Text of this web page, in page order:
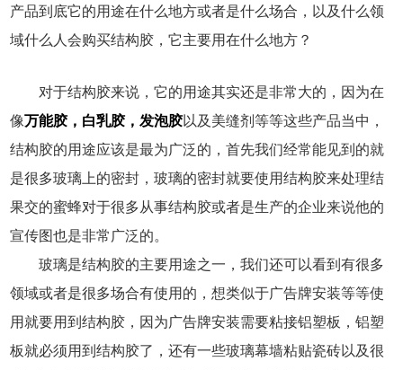
产品到底它的用途在什么地方或者是什么场合，以及什么领
域什么人会购买结构胶，它主要用在什么地方？
对于结构胶来说，它的用途其实还是非常大的，因为在
像万能胶，白乳胶，发泡胶以及美缝剂等等这些产品当中，
结构胶的用途应该是最为广泛的，首先我们经常能见到的就
是很多玻璃上的密封，玻璃的密封就要使用结构胶来处理结
果交的蜜蜂对于很多从事结构胶或者是生产的企业来说他的
宣传图也是非常广泛的。
玻璃是结构胶的主要用途之一，我们还可以看到有很多
领域或者是很多场合有使用的，想类似于广告牌安装等等使
用就要用到结构胶，因为广告牌安装需要粘接铝塑板，铝塑
板就必须用到结构胶了，还有一些玻璃幕墙粘贴瓷砖以及很